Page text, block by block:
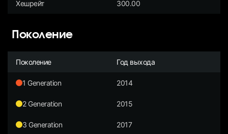
Хешрейт 300.00
Поколение
Поколение Год выхода
1 Generation 2014
2 Generation 2015
3 Generation 2017